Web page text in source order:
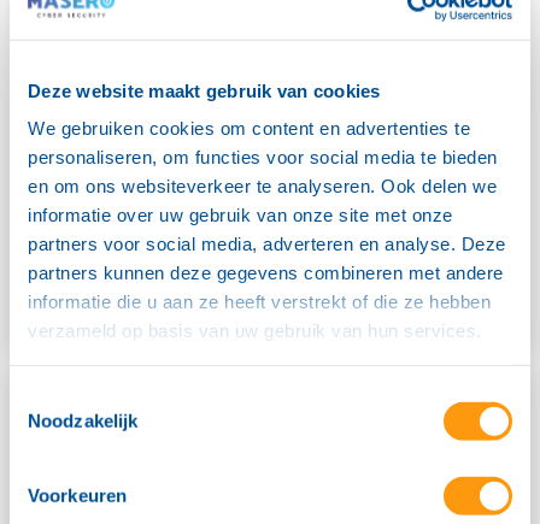
Deze website maakt gebruik van cookies
We gebruiken cookies om content en advertenties te
personaliseren, om functies voor social media te bieden
en om ons websiteverkeer te analyseren. Ook delen we
informatie over uw gebruik van onze site met onze
partners voor social media, adverteren en analyse. Deze
partners kunnen deze gegevens combineren met andere
informatie die u aan ze heeft verstrekt of die ze hebben
verzameld op basis van uw gebruik van hun services.
Noodzakelijk
Voorkeuren
Waarom digitale
beveiliging cruciaal is voor
Staalservice
Binnen de maakindustrie is cybersecurity vandaag de dag
een zeer belangrijk onderwerp, zo ook voor JOOP van
Zanten Staalservice. In